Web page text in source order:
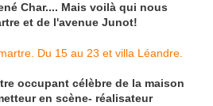
Char.... Mais voilà qui nous
et de l'avenue Junot!
occupant célèbre de la maison
en scène- réalisateur